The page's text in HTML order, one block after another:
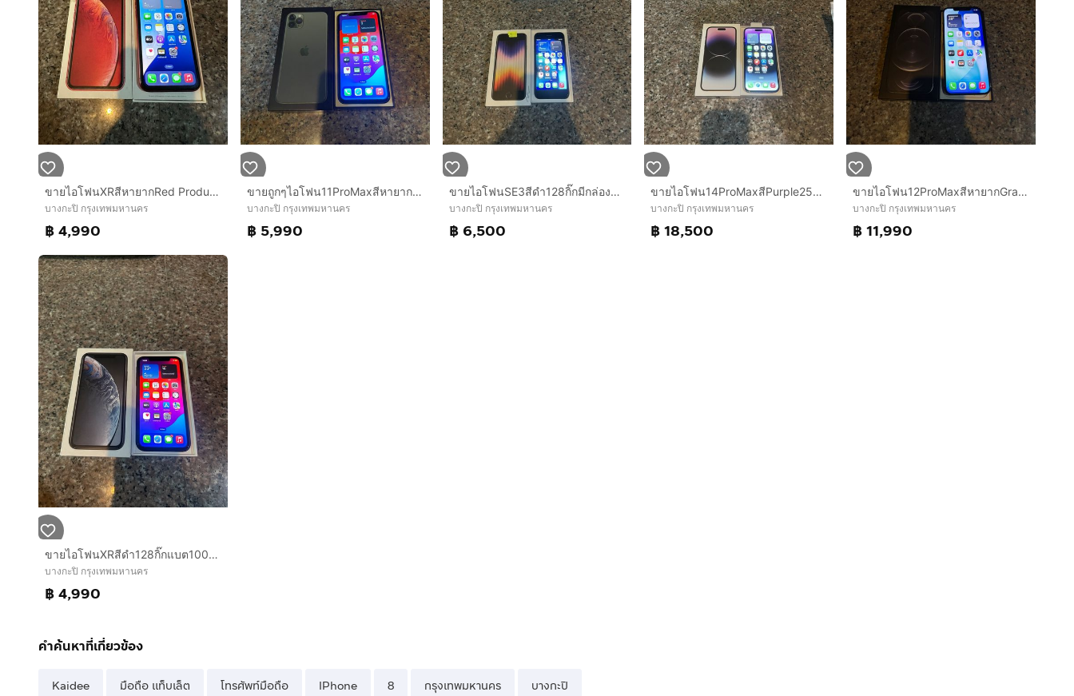
ขายไอโฟนXRสีหายากRed Product Limited Eidition 128กิ๊กมีกล่องอีมี่ตรงสูนTrueใช้งานดีทุกๆฟังชั่นถูกๆ
บางกะปิ กรุงเทพมหานคร
฿ 4,990
ขายถูกๆไอโฟน11ProMaxสีหายากMinight Green64กิ๊กมีกล่องอีมี่ตรงสภาพสวยมากใช้งานดีสูนTrueถูกๆ
บางกะปิ กรุงเทพมหานคร
฿ 5,990
ขายไอโฟนSE3สีดำ128กิ๊กมีกล่องแบต99สูนTrueใช้งานดีทุกๆฟังชั่นถูกมากกกก
บางกะปิ กรุงเทพมหานคร
฿ 6,500
ขายไอโฟน14ProMaxสีPurple256กิ๊กสูนTrueมีกล่องใช้งานดีสวยๆถูกมากก
บางกะปิ กรุงเทพมหานคร
฿ 18,500
ขายไอโฟน12ProMaxสีหายากGraPhite256กิ๊กสูนTrueยกกล่องเครื่องเดิมๆสภาพนี้หายากมากๆสูนTrueใช้งานดีทุกๆฟังชั่นถูกๆ
บางกะปิ กรุงเทพมหานคร
฿ 11,990
ขายไอโฟนXRสีดำ128กิ๊กแบต100ไม่ต้องเสียเงินเปลี่ยนแบตแล้วมีกล่องอีมี่ตรงไร้รอยตกสูนTrueใช้งานดีทุกๆฟังชั่นถูกๆๆๆ
บางกะปิ กรุงเทพมหานคร
฿ 4,990
คำค้นหาที่เกี่ยวข้อง
Kaidee มือถือ แท็บเล็ต โทรศัพท์มือถือ IPhone 8 กรุงเทพมหานคร บางกะปิ